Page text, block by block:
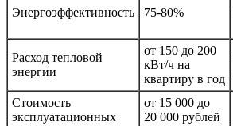
Энергоэффективность 75-80%
Расход тепловой
энергии
от 150 до 200
кВт/ч на
квартиру в год
Стоимость
эксплуатационных
от 15 000 до
20 000 рублей